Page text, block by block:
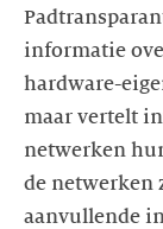
informatie
hardware-
maar vertelt
netwerken
de netwerken
aanvullende